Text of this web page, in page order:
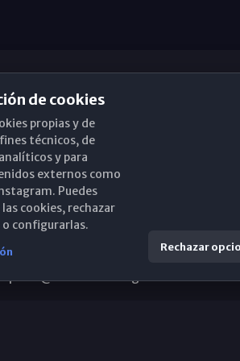
de Málaga
María, 18-20. 29015 Málaga
952 224 386
de cookies
propias y de
técnicos, de
y para
externos como
Puedes
cookies, rechazar
o configurarlas.
Rechazar